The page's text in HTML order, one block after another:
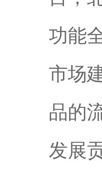
功能
市场
品的
发展